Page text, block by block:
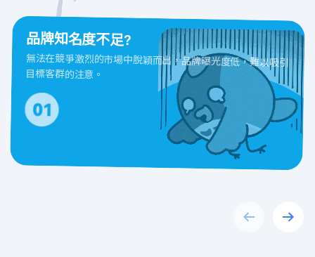
品牌知名度不足?
無法在競爭激烈的市場中脫穎而出，品牌曝光度低，難以吸引
目標客群的注意。
PreviousNext